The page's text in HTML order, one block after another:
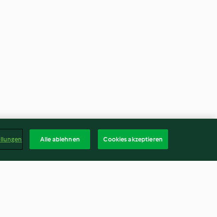
Alle ablehnen Cookies akzeptieren